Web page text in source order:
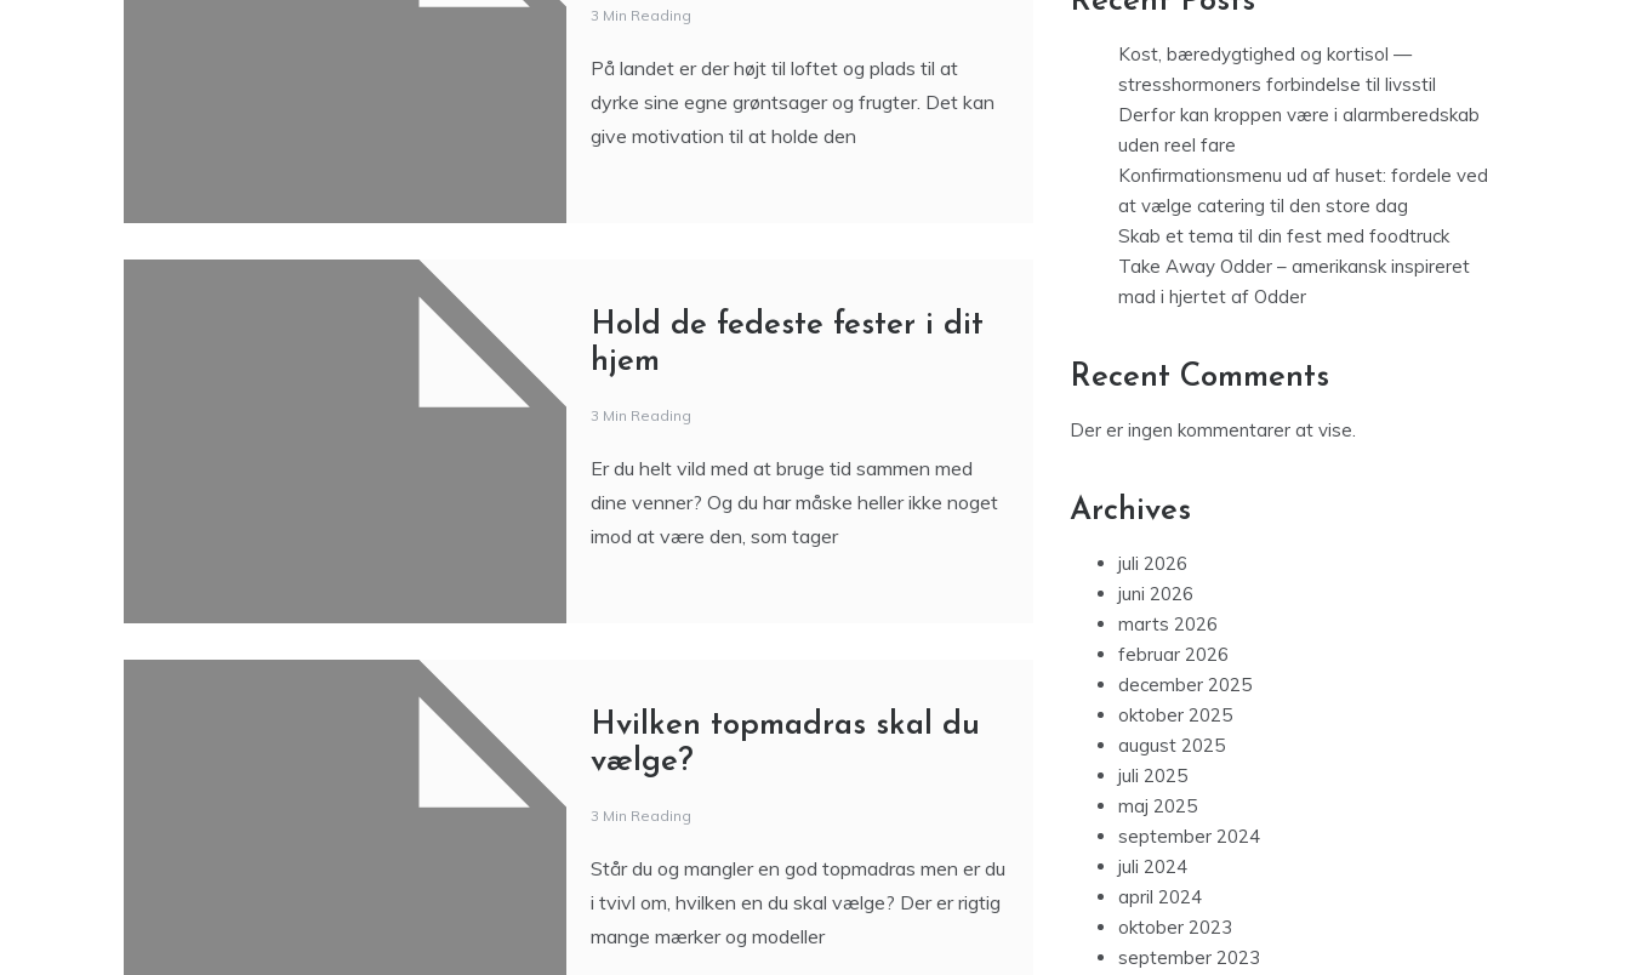
3 Min Reading
På landet er der højt til loftet og plads til at
dyrke sine egne grøntsager og frugter. Det kan
give motivation til at holde den
Hold de fedeste fester i dit
hjem
3 Min Reading
Er du helt vild med at bruge tid sammen med
dine venner? Og du har måske heller ikke noget
imod at være den, som tager
Hvilken topmadras skal du
vælge?
3 Min Reading
Står du og mangler en god topmadras men er du
i tvivl om, hvilken en du skal vælge? Der er rigtig
mange mærker og modeller
Kost, bæredygtighed og kortisol —
stresshormoners forbindelse til livsstil
Derfor kan kroppen være i alarmberedskab
uden reel fare
Konfirmationsmenu ud af huset: fordele ved
at vælge catering til den store dag
Skab et tema til din fest med foodtruck
Take Away Odder – amerikansk inspireret
mad i hjertet af Odder
Recent Comments
Der er ingen kommentarer at vise.
Archives
juli 2026
juni 2026
marts 2026
februar 2026
december 2025
oktober 2025
august 2025
juli 2025
maj 2025
september 2024
juli 2024
april 2024
oktober 2023
september 2023